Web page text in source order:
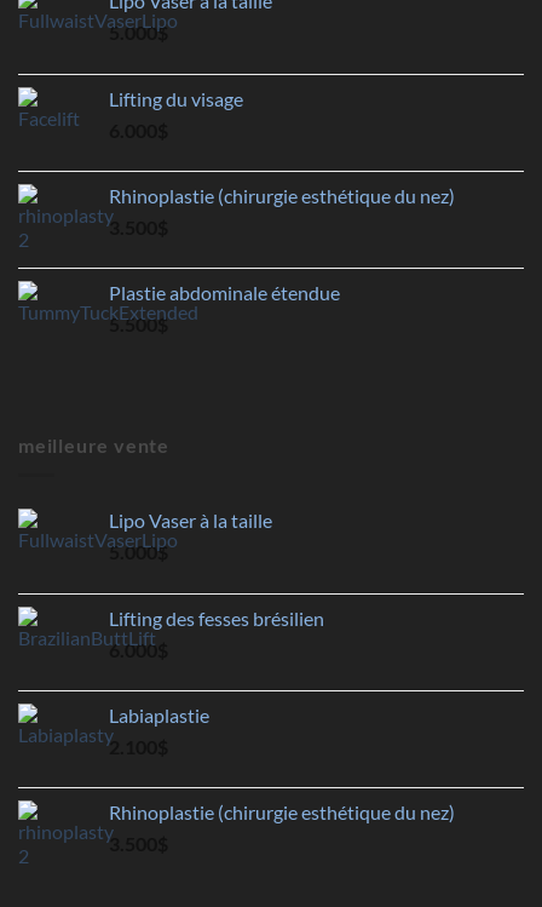
5.000$
Lifting du visage
Rhinoplastie (chirurgie esthétique du nez)
3.500
Plastie abdominale étendue
5.500$
meilleure vente
Lipo Vaser à la taille
5.000$
Lifting des fesses brésilien
6.000
Labiaplastie
2.100
Rhinoplastie (chirurgie esthétique du nez)
3.500